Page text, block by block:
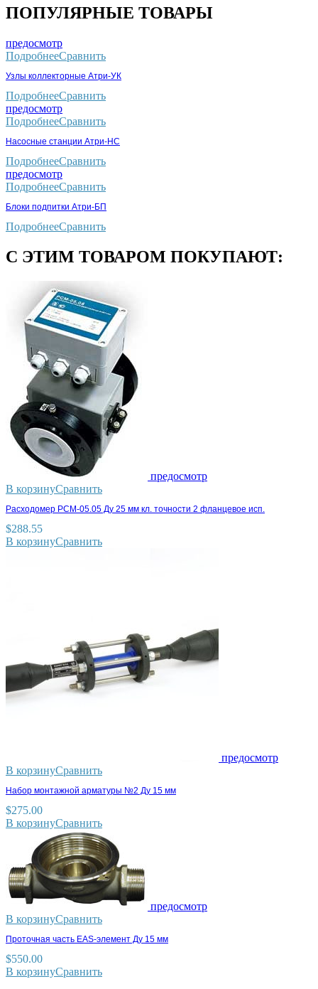
ПОПУЛЯРНЫЕ ТОВАРЫ
предосмотр
ПодробнееСравнить
Узлы коллекторные Атри-УК
ПодробнееСравнить
предосмотр
ПодробнееСравнить
Насосные станции Атри-НС
ПодробнееСравнить
предосмотр
ПодробнееСравнить
Блоки подпитки Атри-БП
ПодробнееСравнить
С ЭТИМ ТОВАРОМ ПОКУПАЮТ:
предосмотр
В корзинуСравнить
Расходомер РСМ-05.05 Ду 25 мм кл. точности 2 фланцевое исп.
$288.55
В корзинуСравнить
предосмотр
В корзинуСравнить
Набор монтажной арматуры №2 Ду 15 мм
$275.00
В корзинуСравнить
предосмотр
В корзинуСравнить
Проточная часть EAS-элемент Ду 15 мм
$550.00
В корзинуСравнить